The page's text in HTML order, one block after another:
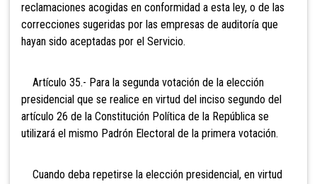
reclamaciones acogidas en conformidad a esta ley, o de las
correcciones sugeridas por las empresas de auditoría que
hayan sido aceptadas por el Servicio.
Artículo 35.- Para la segunda votación de la elección
presidencial que se realice en virtud del inciso segundo del
artículo 26 de la Constitución Política de la República se
utilizará el mismo Padrón Electoral de la primera votación.
Cuando deba repetirse la elección presidencial, en virtud